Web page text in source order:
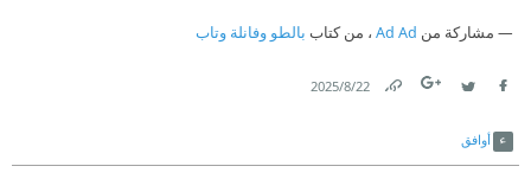
مشاركة من Ad Ad ، من كتاب بالطو وفانلة وتاب
22‏/8‏/2025
أوافق